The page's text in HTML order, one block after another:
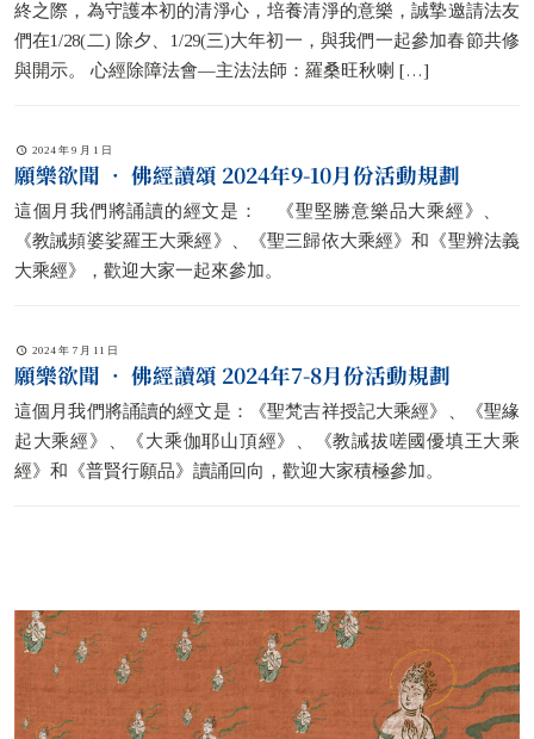
終之際，為守護本初的清淨心，培養清淨的意樂，誠摯邀請法友
們在1/28(二) 除夕、1/29(三)大年初一，與我們一起參加春節共修
與開示。 心經除障法會—主法法師：羅桑旺秋喇 […]
2024 年 9 月 1 日
願樂欲聞 • 佛經讀頌 2024年9-10月份活動規劃
這個月我們將誦讀的經文是： 《聖堅勝意樂品大乘經》、
《教誡頻婆娑羅王大乘經》、《聖三歸依大乘經》和《聖辨法義
大乘經》，歡迎大家一起來參加。
2024 年 7 月 11 日
願樂欲聞 • 佛經讀頌 2024年7-8月份活動規劃
這個月我們將誦讀的經文是：《聖梵吉祥授記大乘經》、《聖緣
起大乘經》、《大乘伽耶山頂經》、《教誡拔嗟國優填王大乘
經》和《普賢行願品》讀誦回向，歡迎大家積極參加。